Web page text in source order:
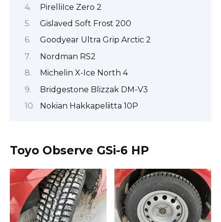
PirelliIce Zero 2
Gislaved Soft Frost 200
Goodyear Ultra Grip Arctic 2
Nordman RS2
Michelin X-Ice North 4
Bridgestone Blizzak DM-V3
Nokian Hakkapeliitta 10P
Toyo Observe GSi-6 HP